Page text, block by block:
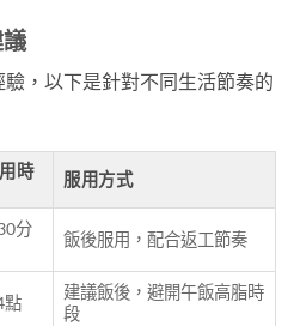
，以下是針對不同生活節奏的
時
服用方式
分
飯後服用，配合返工節奏
點
建議飯後，避開午飯高脂時
段